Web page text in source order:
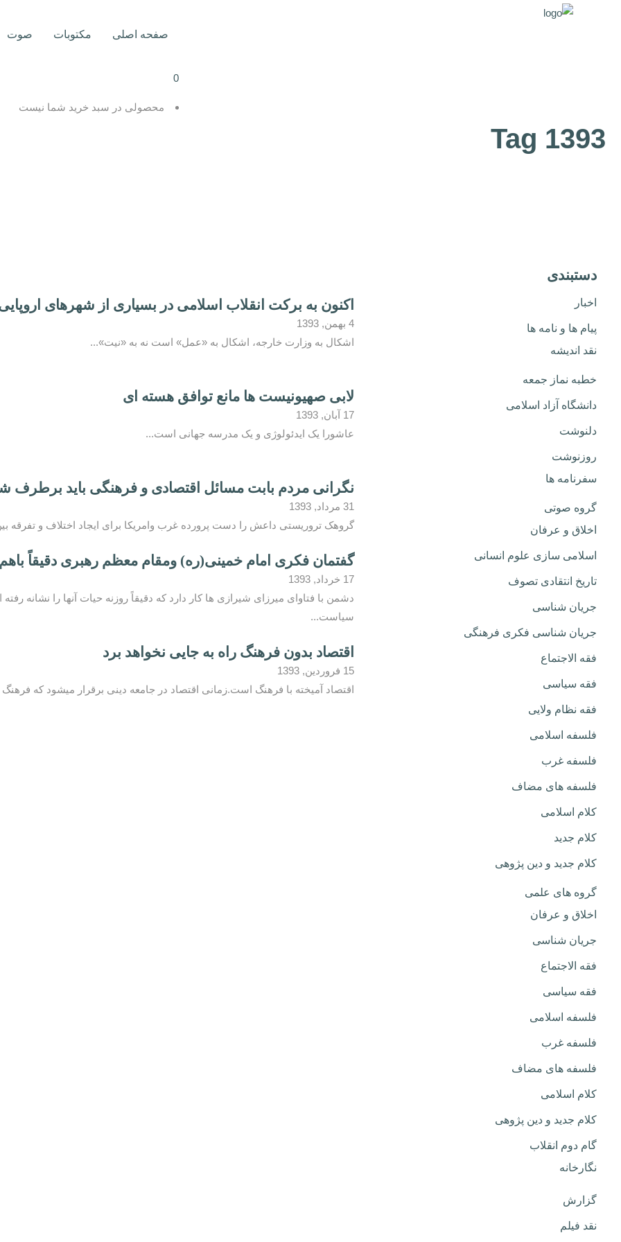
صفحه اصلی مکتوبات صوت
0
محصولی در سبد خرید شما نیست
1393 Tag
اکنون به برکت انقلاب اسلامی در بسیاری از شهرهای
4 بهمن, 1393
اشکال به وزارت خارجه، اشکال به «عمل» است نه به «نیت»...
لابی صهیونیست ها مانع توافق هسته ای
17 آبان, 1393
عاشورا یک ایدئولوژی و یک مدرسه جهانی است...
نگرانی مردم بابت مسائل اقتصادی و فرهنگی باید برطرف
31 مرداد, 1393
گروهک تروریستی داعش را دست پرورده غرب وامریکا برای ایجاد اختلاف و تفرقه
گفتمان فکری امام خمینی(ره) ومقام معظم رهبری دقیقاً
17 خرداد, 1393
دشمن با فتاوای میرزای شیرازی ها کار دارد که دقیقاً روزنه حیات آنها را
سیاست...
اقتصاد بدون فرهنگ راه به جایی نخواهد برد
15 فروردین, 1393
اقتصاد آمیخته با فرهنگ است.زمانی اقتصاد در جامعه دینی برقرار میشود که
دستبندی
اخبار
پیام ها و نامه ها
نقد اندیشه
خطبه نماز جمعه
دانشگاه آزاد اسلامی
دلنوشت
روزنوشت
سفرنامه ها
گروه صوتی
اخلاق و عرفان
اسلامی سازی علوم انسانی
تاریخ انتقادی تصوف
جریان شناسی
جریان شناسی فکری فرهنگی
فقه الاجتماع
فقه سیاسی
فقه نظام ولایی
فلسفه اسلامی
فلسفه غرب
فلسفه های مضاف
کلام اسلامی
کلام جدید
کلام جدید و دین پژوهی
گروه های علمی
اخلاق و عرفان
جریان شناسی
فقه الاجتماع
فقه سیاسی
فلسفه اسلامی
فلسفه غرب
فلسفه های مضاف
کلام اسلامی
کلام جدید و دین پژوهی
گام دوم انقلاب
نگارخانه
گزارش
نقد فیلم